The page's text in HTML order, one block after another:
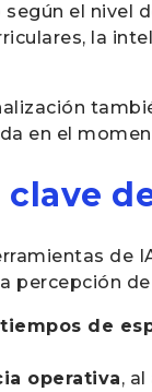
el nivel
la
en el
de
percepción
de
operativa,